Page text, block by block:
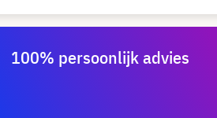
100% persoonlijk advies